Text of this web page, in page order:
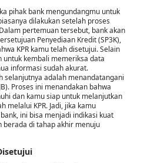
pihak bank mengundangmu untuk
dilakukan setelah proses
pertemuan tersebut, bank akan
Penyediaan Kredit (SP3K),
KPR kamu telah disetujui. Selain
kembali memeriksa data
informasi sudah akurat.
selanjutnya adalah menandatangani
Proses ini menandakan bahwa
dan kamu siap untuk melanjutkan
melalui KPR. Jadi, jika kamu
ini bisa menjadi indikasi kuat
berada di tahap akhir menuju